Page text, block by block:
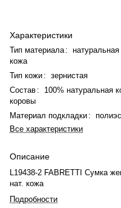
Характеристики
Тип материала : натуральная
кожа
Тип кожи : зернистая
Состав :
100% натуральная
коровы
Материал подкладки :
Все характеристики
Описание
L19438-2 FABRETTI Сумка
нат. кожа
Подробности